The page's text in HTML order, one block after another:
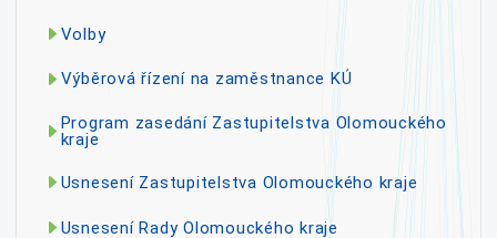
Volby
Výběrová řízení na zaměstnance KÚ
Program zasedání Zastupitelstva Olomouckého
kraje
Usnesení Zastupitelstva Olomouckého kraje
Usnesení Rady Olomouckého kraje